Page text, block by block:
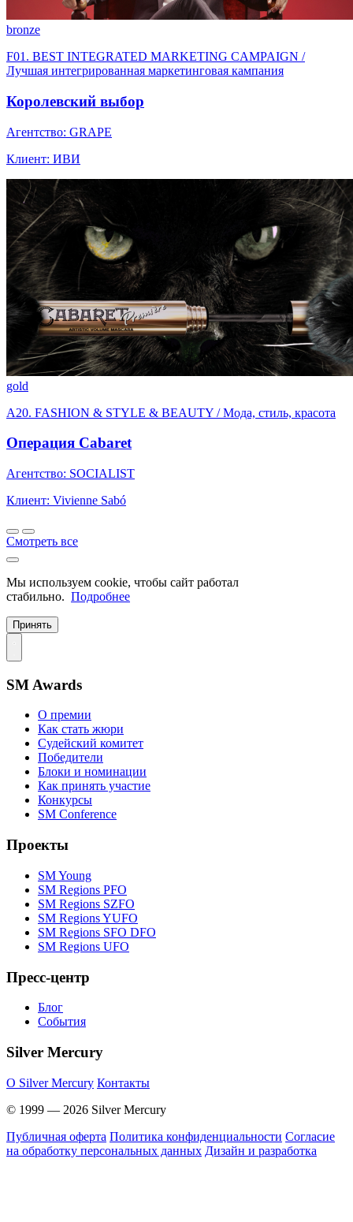
bronze
F01. BEST INTEGRATED MARKETING CAMPAIGN /
Лучшая интегрированная маркетинговая кампания
Королевский выбор
Агентство: GRAPE
Клиент: ИВИ
gold
A20. FASHION & STYLE & BEAUTY / Мода, стиль, красота
Операция Cabaret
Агентство: SOCIALIST
Клиент: Vivienne Sabó
Смотреть все
Мы используем cookie, чтобы сайт работал
стабильно. Подробнее
Принять
SM Awards
О премии
Как стать жюри
Судейский комитет
Победители
Блоки и номинации
Как принять участие
Конкурсы
SM Conference
Проекты
SM Young
SM Regions PFO
SM Regions SZFO
SM Regions YUFO
SM Regions SFO DFO
SM Regions UFO
Пресс-центр
Блог
События
Silver Mercury
O Silver Mercury Контакты
© 1999 — 2026 Silver Mercury
Публичная оферта Политика конфиденциальности Согласие
на обработку персональных данных Дизайн и разработка